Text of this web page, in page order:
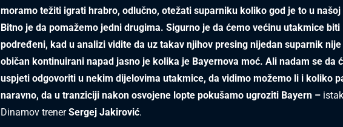
moramo težiti igrati hrabro, odlučno, otežati suparniku koliko god je to u našoj
Bitno je da pomažemo jedni drugima. Sigurno je da ćemo većinu utakmice biti
podređeni, kad u analizi vidite da uz takav njihov presing nijedan suparnik
običan kontinuirani napad jasno je kolika je Bayernova moć. Ali nadam se da
uspjeti odgovoriti u nekim dijelovima utakmice, da vidimo možemo li i koliko
naravno, da u tranziciji nakon osvojene lopte pokušamo ugroziti Bayern –
Dinamov trenerSergej Jakirović.